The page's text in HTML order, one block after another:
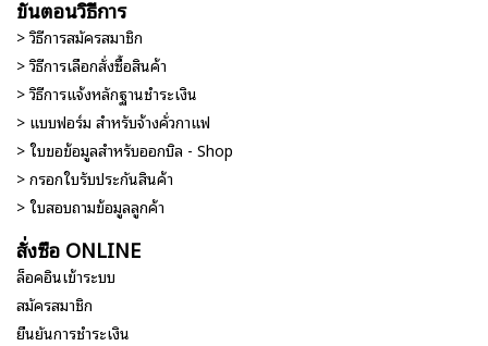
ขั้นตอนวิธีการ
> วิธีการสมัครสมาชิก
> วิธีการเลือกสั่งซื้อสินค้า
> วิธีการแจ้งหลักฐานชำระเงิน
> แบบฟอร์ม สำหรับจ้างคั่วกาแฟ
> ใบขอข้อมูลสำหรับออกบิล - Shop
> กรอกใบรับประกันสินค้า
> ใบสอบถามข้อมูลลูกค้า
สั่งซื้อ ONLINE
ล็อคอินเข้าระบบ
สมัครสมาชิก
ยืนยันการชำระเงิน